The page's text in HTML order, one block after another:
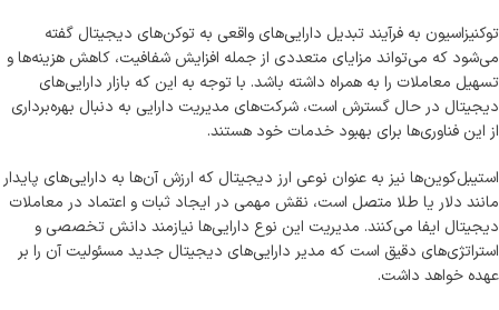
توکنیزاسیون به فرآیند تبدیل دارایی‌های واقعی به توکن‌های دیجیتال گفته
می‌شود که می‌تواند مزایای متعددی از جمله افزایش شفافیت، کاهش هزینه‌ها و
تسهیل معاملات را به همراه داشته باشد. با توجه به این که بازار دارایی‌های
دیجیتال در حال گسترش است، شرکت‌های مدیریت دارایی به دنبال بهره‌برداری
از این فناوری‌ها برای بهبود خدمات خود هستند.
استیبل‌کوین‌ها نیز به عنوان نوعی ارز دیجیتال که ارزش آن‌ها به دارایی‌های پایدار
مانند دلار یا طلا متصل است، نقش مهمی در ایجاد ثبات و اعتماد در معاملات
دیجیتال ایفا می‌کنند. مدیریت این نوع دارایی‌ها نیازمند دانش تخصصی و
استراتژی‌های دقیق است که مدیر دارایی‌های دیجیتال جدید مسئولیت آن را بر
عهده خواهد داشت.